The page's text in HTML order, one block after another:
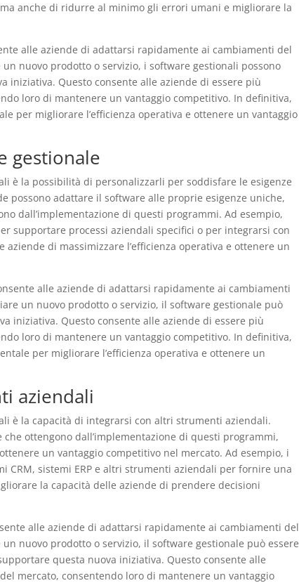
anche di ridurre al minimo gli errori umani e migliorare la
alle aziende di adattarsi rapidamente ai cambiamenti del
nuovo prodotto o servizio, i software gestionali possono
iniziativa. Questo consente alle aziende di essere più
loro di mantenere un vantaggio competitivo. In definitiva,
per migliorare l’efficienza operativa e ottenere un vantaggio
gestionale
è la possibilità di personalizzarli per soddisfare le esigenze
possono adattare il software alle proprie esigenze uniche,
dall’implementazione di questi programmi. Ad esempio,
supportare processi aziendali specifici o per integrarsi con
di massimizzare l’efficienza operativa e ottenere un
alle aziende di adattarsi rapidamente ai cambiamenti
un nuovo prodotto o servizio, il software gestionale può
iniziativa. Questo consente alle aziende di essere più
loro di mantenere un vantaggio competitivo. In definitiva,
per migliorare l’efficienza operativa e ottenere un
aziendali
è la capacità di integrarsi con altri strumenti aziendali.
ottengono dall’implementazione di questi programmi,
un vantaggio competitivo nel mercato. Ad esempio, i
CRM, sistemi ERP e altri strumenti aziendali per fornire una
la capacità delle aziende di prendere decisioni
alle aziende di adattarsi rapidamente ai cambiamenti del
nuovo prodotto o servizio, il software gestionale può essere
questa nuova iniziativa. Questo consente alle
mercato, consentendo loro di mantenere un vantaggio